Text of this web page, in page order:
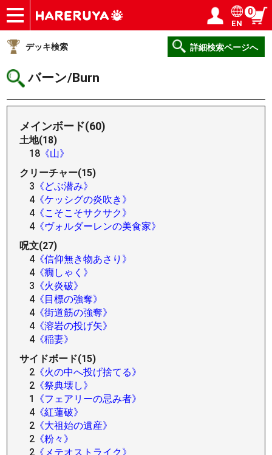
ショップ
買取
記事
デッキ検索
デッキ構築
選手一覧
店舗一覧
イベント
ヘルプ
お問い合わせ ログイン／会員登録
EN
0
デッキ検索 詳細検索ページへ
バーン/Burn
メインボード(60)
土地(18)
18 《山》
クリーチャー(15)
3 《どぶ潜み》
4 《ケッシグの炎吹き》
4 《こそこそサクサク》
4 《ヴォルダーレンの美食家》
呪文(27)
4 《信仰無き物あさり》
4 《癇しゃく》
3 《火炎破》
4 《目標の強奪》
4 《街道筋の強奪》
4 《溶岩の投げ矢》
4 《稲妻》
サイドボード(15)
2 《火の中へ投げ捨てる》
2 《祭典壊し》
1
《フェアリーの忌み者》
4 《紅蓮破》
2 《大祖始の遺産》
2 《粉々》
2 《メテオストライク》